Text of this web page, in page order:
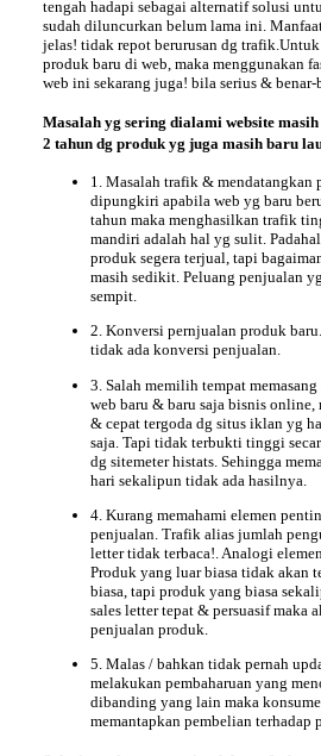
tengah hadapi sebagai alternatif solusi
sudah diluncurkan belum lama ini.
jelas! tidak repot berurusan dg
produk baru di web, maka menggunakan
web ini sekarang juga! bila serius & benar-
Masalah yg sering dialami website
2 tahun dg produk yg juga masih baru
1. Masalah trafik & mendatangkan
dipungkiri apabila web yg baru
tahun maka menghasilkan trafik
mandiri adalah hal yg sulit.
produk segera terjual, tapi
masih sedikit. Peluang penjualan
sempit.
2. Konversi pernjualan produk
tidak ada konversi penjualan.
3. Salah memilih tempat
web baru & baru saja bisnis online,
& cepat tergoda dg situs iklan yg
saja. Tapi tidak terbukti tinggi
dg sitemeter histats. Sehingga
hari sekalipun tidak ada hasilnya.
4. Kurang memahami elemen
penjualan. Trafik alias jumlah
letter tidak terbaca!. Analogi
Produk yang luar biasa tidak akan
biasa, tapi produk yang biasa
sales letter tepat & persuasif maka
penjualan produk.
5. Malas / bahkan tidak pernah
melakukan pembaharuan yang
dibanding yang lain maka
memantapkan pembelian terhadap